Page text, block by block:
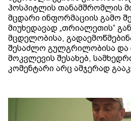
ჰოსპიტლის თანამშრომლის
მცდარი ინფორმაციის გამო
მიუხედავად „თრიალეთის“
მცდელობისა,
შესაძლო გულგრილობისა და
მოკვლევის შესახებ,
კომენტარი არც ამჯერად